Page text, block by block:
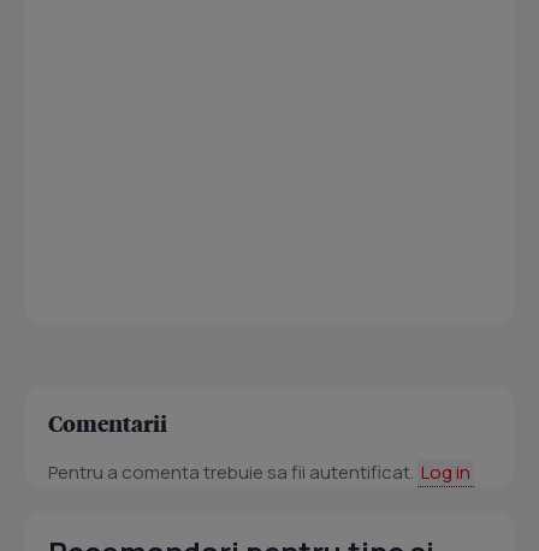
Comentarii
Pentru a comenta trebuie sa fii autentificat. Log in